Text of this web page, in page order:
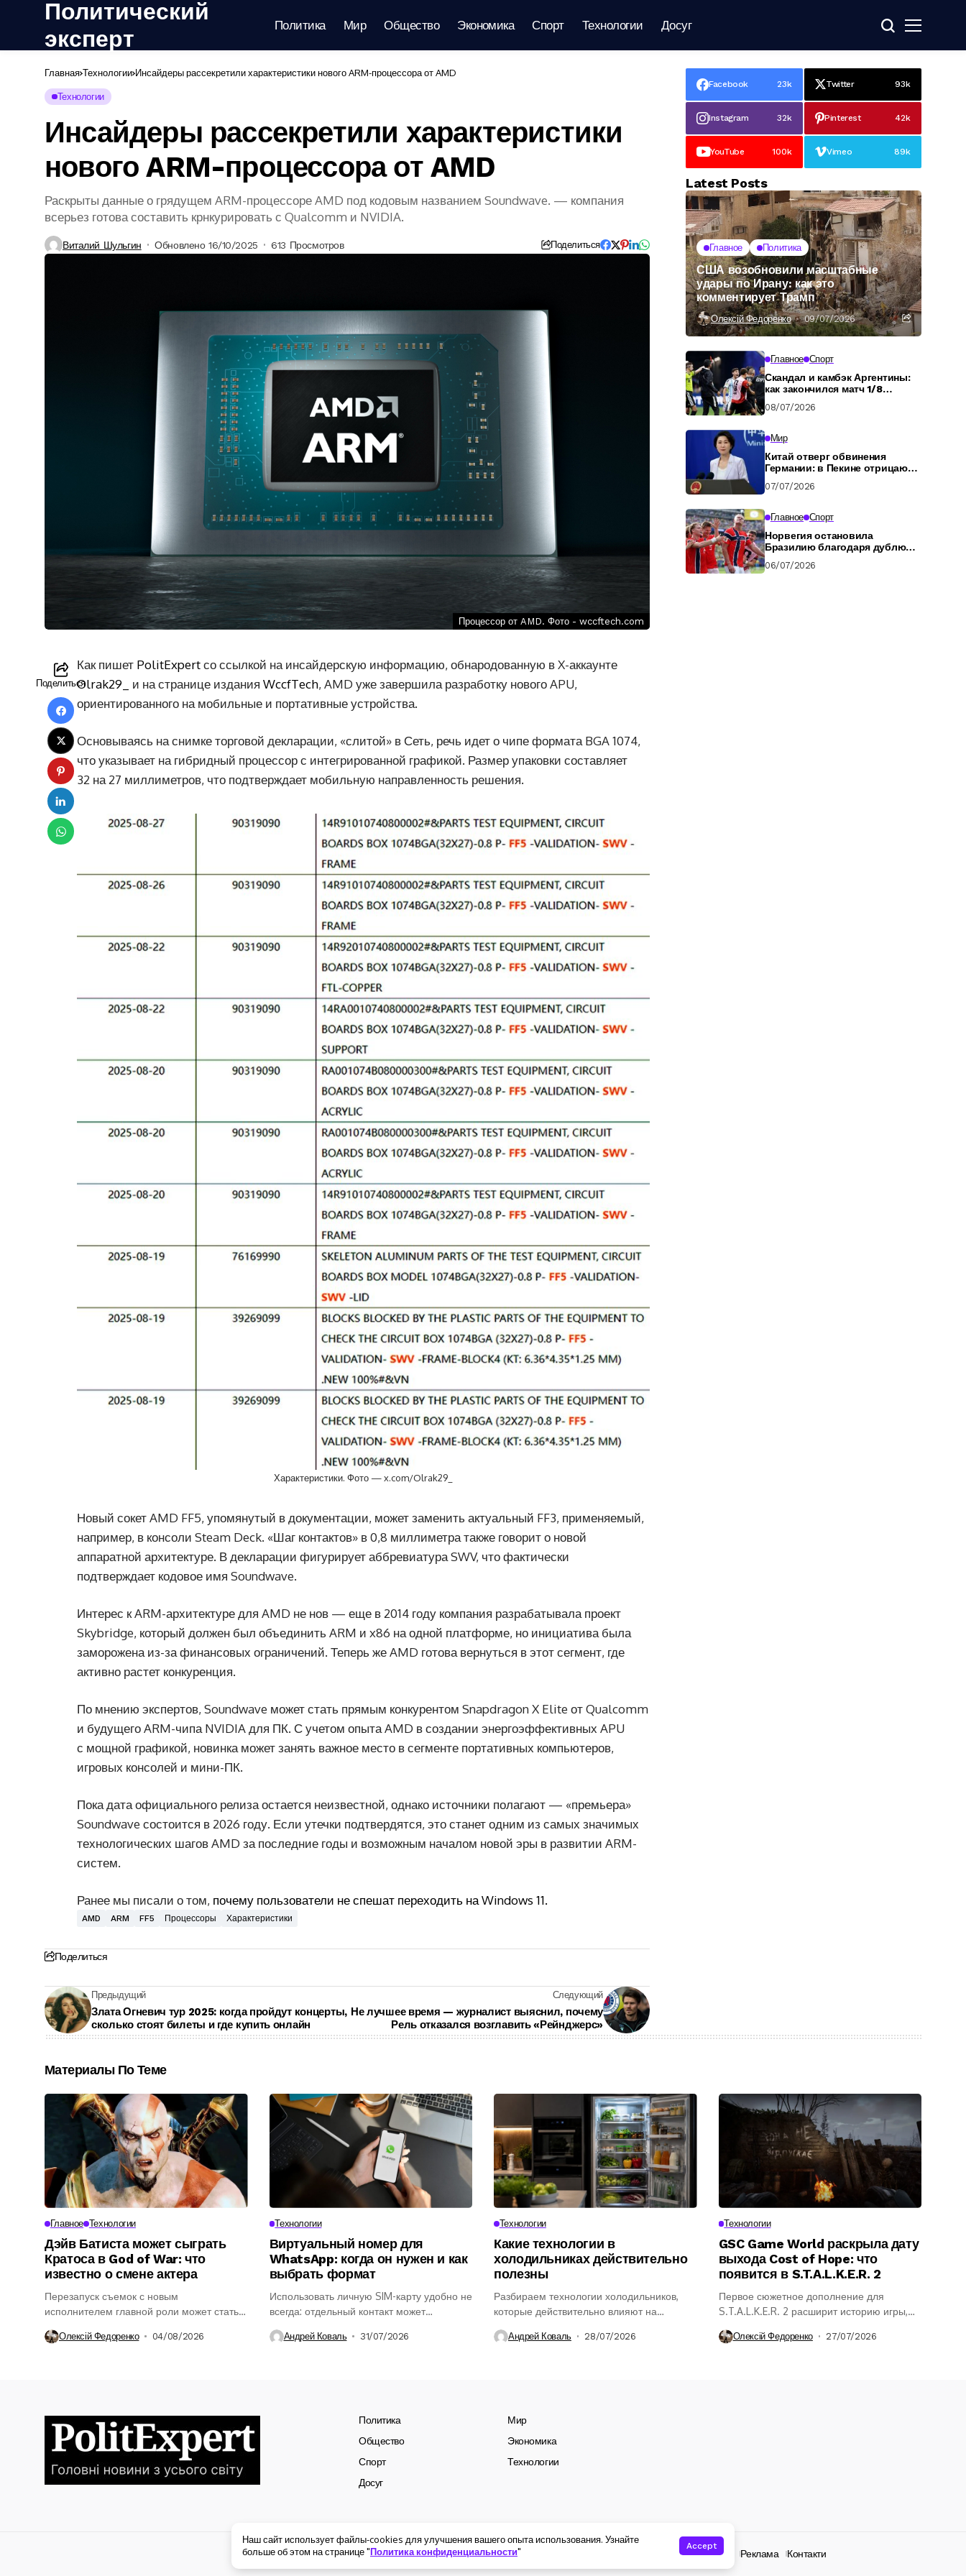
Политический
эксперт
Политика Мир Общество Экономика Спорт Технологии Досуг
Главная Технологии Инсайдеры рассекретили характеристики нового ARM-процессора от AMD
Технологии
Инсайдеры рассекретили характеристики
нового ARM-процессора от AMD
Раскрыты данные о грядущем ARM-процессоре AMD под кодовым названием Soundwave. — компания
всерьез готова составить крнкурировать с Qualcomm и NVIDIA.
Виталий Шульгин Обновлено 16/10/2025 613 Просмотров Поделиться
Процессор от AMD. Фото - wccftech.com
Поделиться
Как пишет PolitExpertсо ссылкой на инсайдерскую информацию, обнародованную в X-аккаунте
Olrak29_
и на странице издания WccfTech, AMD уже завершила разработку нового APU,
ориентированного на мобильные и портативные устройства.
Основываясь на снимке торговой декларации, «слитой» в Сеть, речь идет о чипе формата BGA 1074,
что указывает на гибридный процессор с интегрированной графикой. Размер упаковки составляет
32 на 27 миллиметров, что подтверждает мобильную направленность решения.
Характеристики. Фото — x.com/Olrak29_
Новый сокет AMD FF5, упомянутый в документации, может заменить актуальный FF3, применяемый,
например, в консоли Steam Deck. «Шаг контактов» в 0,8 миллиметра также говорит о новой
аппаратной архитектуре. В декларации фигурирует аббревиатура SWV, что фактически
подтверждает кодовое имя Soundwave.
Интерес к ARM-архитектуре для AMD не нов — еще в 2014 году компания разрабатывала проект
Skybridge, который должен был объединить ARM и x86 на одной платформе, но инициатива была
заморожена из-за финансовых ограничений. Теперь же AMD готова вернуться в этот сегмент, где
активно растет конкуренция.
По мнению экспертов, Soundwave может стать прямым конкурентом Snapdragon X Elite от Qualcomm
и будущего ARM-чипа NVIDIA для ПК. С учетом опыта AMD в создании энергоэффективных APU
с мощной графикой, новинка может занять важное место в сегменте портативных компьютеров,
игровых консолей и мини-ПК.
Пока дата официального релиза остается неизвестной, однако источники полагают — «премьера»
Soundwave состоится в 2026 году. Если утечки подтвердятся, это станет одним из самых значимых
технологических шагов AMD за последние годы и возможным началом новой эры в развитии ARM-
систем.
Ранее мы писали о том, почему пользователи не спешат переходить на Windows 11.
AMD ARM FF5 Процессоры Характеристики
Поделиться
Предыдущий
Злата Огневич тур 2025: когда пройдут концерты,
сколько стоят билеты и где купить онлайн
Следующий
Не лучшее время — журналист выяснил, почему
Рель отказался возглавить «Рейнджерс»
Facebook 23k Twitter 93k
Instagram 32k Pinterest 42k
YouTube 100k Vimeo 89k
Latest Posts
Главное Политика
США возобновили масштабные
удары по Ирану: как это
комментирует Трамп
Олексій Федоренко 09/07/2026
Главное Спорт
Скандал и камбэк Аргентины:
как закончился матч 1/8
08/07/2026
Мир
Китай отверг обвинения
Германии: в Пекине отрицают
военных
07/07/2026
Главное Спорт
Норвегия остановила
Бразилию благодаря дублю
четвертьфинала ЧМ-2026
06/07/2026
Материалы По Теме
Главное Технологии
Дэйв Батиста может сыграть
Кратоса в God of War: что
известно о смене актера
Перезапуск съемок с новым
исполнителем главной роли может стать
Олексій Федоренко 04/08/2026
Технологии
Виртуальный номер для
WhatsApp: когда он нужен и как
выбрать формат
Использовать личную SIM-карту удобно не
всегда: отдельный контакт может
Андрей Коваль 31/07/2026
Технологии
Какие технологии в
холодильниках действительно
полезны
Разбираем технологии холодильников,
которые действительно влияют на
продуктов и...
Андрей Коваль 28/07/2026
Технологии
GSC Game World раскрыла дату
выхода Cost of Hope: что
появится в S.T.A.L.K.E.R. 2
Первое сюжетное дополнение для
S.T.A.L.K.E.R. 2 расширит историю игры,
Олексій Федоренко 27/07/2026
Политика
Мир
Общество
Экономика
Спорт
Технологии
Досуг
Конфіденційність Редакція Реклама Контакти
Наш сайт использует файлы-cookies для улучшения вашего опыта использования. Узнайте
больше об этом на странице "Политика конфиденциальности" Accept